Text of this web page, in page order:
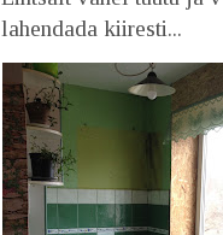
lahendada kiiresti...